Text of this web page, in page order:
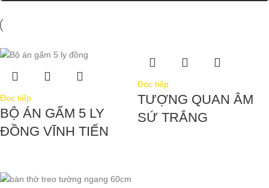
Đọc tiếp
BỘ ÁN GẤM 5 LY
ĐỒNG VĨNH TIẾN
Đọc tiếp
TƯỢNG QUAN ÂM
SỨ TRẮNG